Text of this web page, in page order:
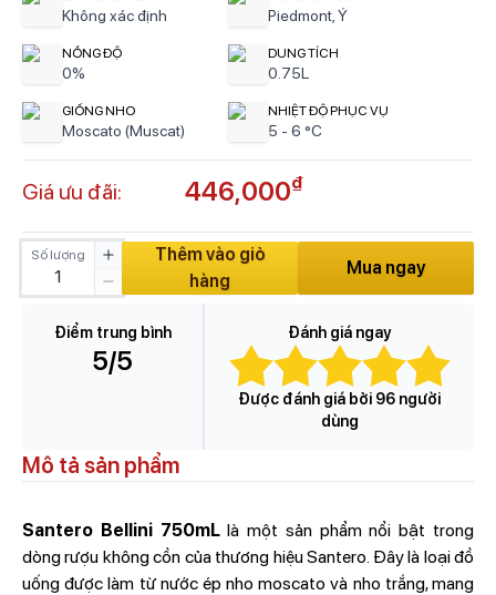
Không xác định
NỒNG ĐỘ
0%
GIỐNG NHO
Moscato (Muscat)
Piedmont, Ý
DUNG TÍCH
0.75L
NHIỆT ĐỘ PHỤC VỤ
5 - 6 °C
Giá ưu đãi: 446,000₫
Số lượng
Thêm vào giỏ
hàng
Mua ngay
Điểm trung bình
5/5
Đánh giá ngay
Được đánh giá bởi 96 người
dùng
Mô tả sản phẩm
Santero Bellini 750mLlà một sản phẩm nổi bật trong
dòng rượu không cồn của thương hiệu Santero. Đây là loại đồ
uống được làm từ nước ép nho moscato và nho trắng, mang